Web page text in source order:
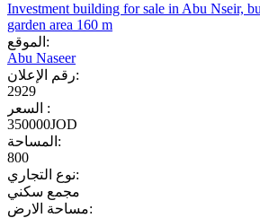
Investment building for sale in Abu Nseir,
garden area 160 m
الموقع:
Abu Naseer
رقم الإعلان:
2929
السعر :
350000JOD
المساحة:
800
نوع التجاري:
مجمع سكني
مساحة الارض: